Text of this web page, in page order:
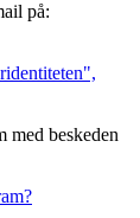
på:
med beskeden